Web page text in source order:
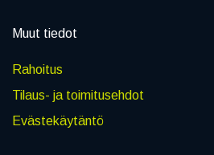
Muut tiedot
Rahoitus
Tilaus- ja toimitusehdot
Evästekäytäntö